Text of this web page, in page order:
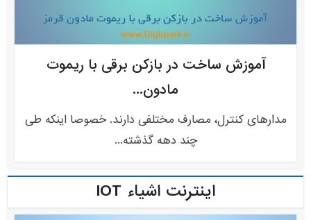
آموزش ساخت در بازکن برقی با ریموت
مادون...
مدارهای کنترل، مصارف مختلفی دارند. خصوصا اینکه طی
چند دهه گذشته...
اینترنت اشیاء IOT